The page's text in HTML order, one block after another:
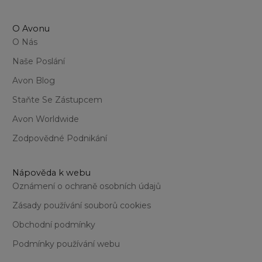
O Avonu
O Nás
Naše Poslání
Avon Blog
Staňte Se Zástupcem
Avon Worldwide
Zodpovědné Podnikání
Nápověda k webu
Oznámení o ochraně osobních údajů
Zásady používání souborů cookies
Obchodní podmínky
Podmínky používání webu